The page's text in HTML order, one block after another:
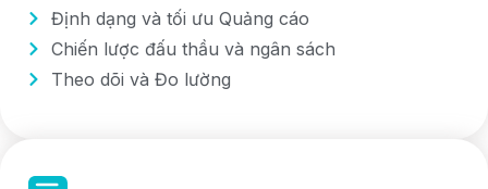
Định dạng và tối ưu Quảng cáo
Chiến lược đấu thầu và ngân sách
Theo dõi và Đo lường